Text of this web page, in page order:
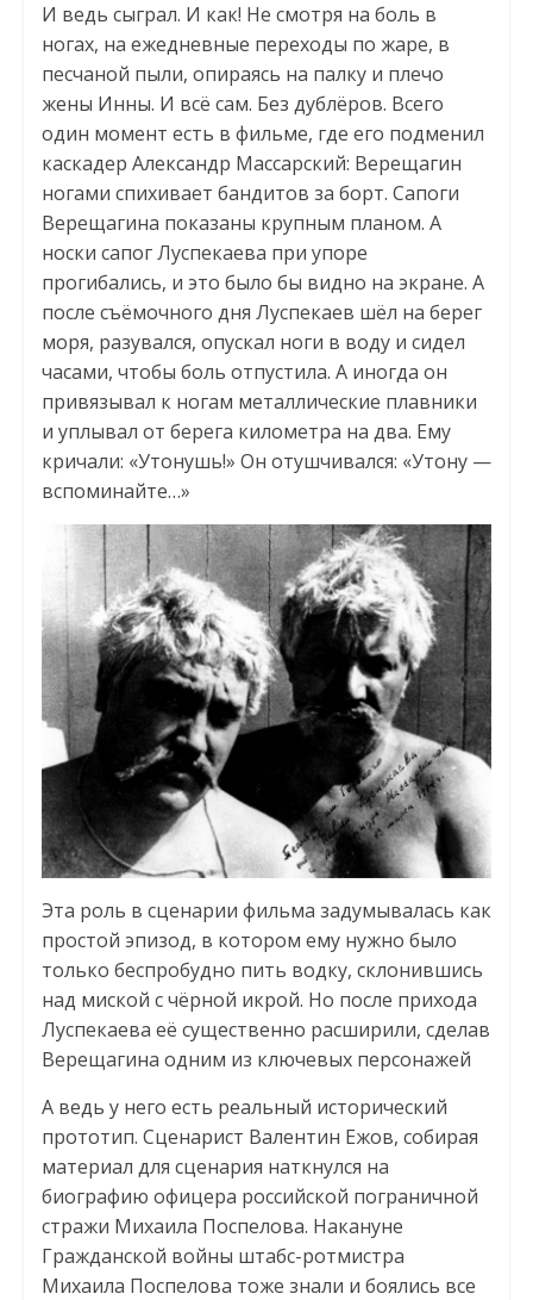
И ведь сыграл. И как! Не смотря на боль в
ногах, на ежедневные переходы по жаре, в
песчаной пыли, опираясь на палку и плечо
жены Инны. И всё сам. Без дублёров. Всего
один момент есть в фильме, где его подменил
каскадер Александр Массарский: Верещагин
ногами спихивает бандитов за борт. Сапоги
Верещагина показаны крупным планом. А
носки сапог Луспекаева при упоре
прогибались, и это было бы видно на экране. А
после съёмочного дня Луспекаев шёл на берег
моря, разувался, опускал ноги в воду и сидел
часами, чтобы боль отпустила. А иногда он
привязывал к ногам металлические плавники
и уплывал от берега километра на два. Ему
кричали: «Утонушь!» Он отушчивался: «Утону —
вспоминайте…»
Эта роль в сценарии фильма задумывалась как
простой эпизод, в котором ему нужно было
только беспробудно пить водку, склонившись
над миской с чёрной икрой. Но после прихода
Луспекаева её существенно расширили, сделав
Верещагина одним из ключевых персонажей
А ведь у него есть реальный исторический
прототип. Сценарист Валентин Ежов, собирая
материал для сценария наткнулся на
биографию офицера российской пограничной
стражи Михаила Поспелова. Накануне
Гражданской войны штабс-ротмистра
Михаила Поспелова тоже знали и боялись все